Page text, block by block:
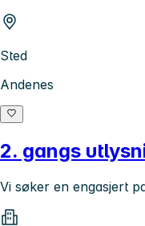
Sted
Andenes
2. gangs
Vi søker en engasjert